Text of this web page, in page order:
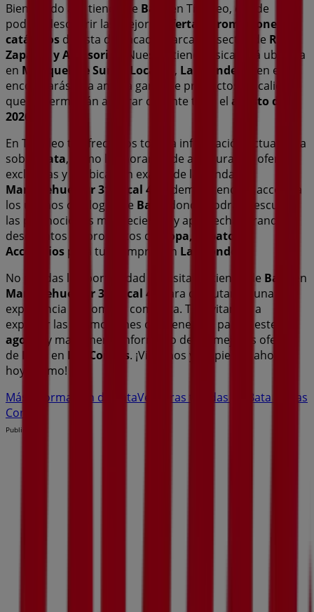
Bienvenido a la tienda de Bata
en Tiendeo, donde
podrás descubrir las mejores
ofertas promociones
catálogos de esta destacada marca del sector de Ropa,
Zapatos y Accesorios
. Nuestra tienda física está ubicada
en Manquehue Sur 31 Local 45 , Las Condes
, y en ella
encontrarás una amplia gama de productos de calidad
que te permitirán ahorrar durante todo el agosto de
2026
En Tiendeo te ofrecemos toda la información actualizada
sobre
Bata, como los horarios de apertura, las ofertas
exclusivas y la ubicación exacta de la tienda en
Manquehue Sur 31 Local 45
. Además, tendrás acceso a
los últimos catálogos de Bata
, donde podrás descubrir
las promociones más recientes y aprovechar grandes
descuentos en productos de
Ropa, Zapatos y
Accesorios para tus compras en Las Condes
No pierdas la oportunidad de visitar la tienda de Bata
en
Manquehue Sur 31 Local 45
para disfrutar de una
experiencia de compra completa. Te invitamos a
explorar las promociones que tenemos para ti este
agosto
y mantenerte informado de las mejores ofertas
de Bata en Las Condes. ¡Visítanos y empieza a ahorrar
hoy mismo!
Más información de BataVer otras tiendas de Bata en Las
Condes
Publicidad